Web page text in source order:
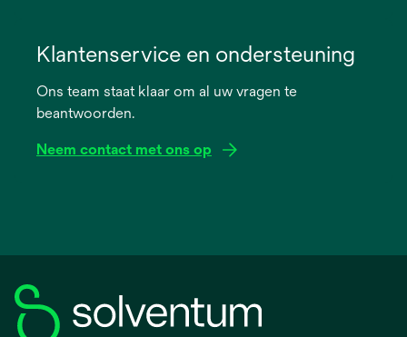
new
Klantenservice en ondersteuning
Ons team staat klaar om al uw vragen te
beantwoorden.
Neem contact met ons op